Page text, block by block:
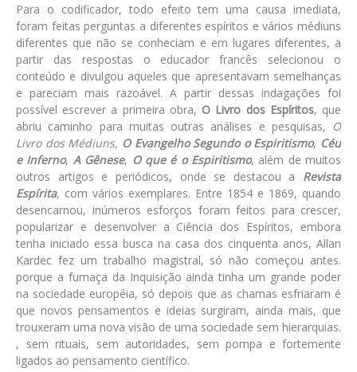
Para o codificador, todo efeito tem uma causa imediata,
foram feitas perguntas a diferentes espíritos e vários médiuns
diferentes que não se conheciam e em lugares diferentes, a
partir das respostas o educador francês selecionou o
conteúdo e divulgou aqueles que apresentavam semelhanças
e pareciam mais razoável. A partir dessas indagações foi
possível escrever a primeira obra, O Livro dos Espíritos, que
abriu caminho para muitas outras análises e pesquisas, O
Livro dos Médiuns, O Evangelho Segundo o Espiritismo, Céu
e Inferno, A Gênese, O que é o Espiritismo, além de muitos
outros artigos e periódicos, onde se destacou a Revista
Espírita, com vários exemplares. Entre 1854 e 1869, quando
desencarnou, inúmeros esforços foram feitos para crescer,
popularizar e desenvolver a Ciência dos Espíritos, embora
tenha iniciado essa busca na casa dos cinquenta anos, Allan
Kardec fez um trabalho magistral, só não começou antes.
porque a fumaça da Inquisição ainda tinha um grande poder
na sociedade européia, só depois que as chamas esfriaram é
que novos pensamentos e ideias surgiram, ainda mais, que
trouxeram uma nova visão de uma sociedade sem hierarquias.
, sem rituais, sem autoridades, sem pompa e fortemente
ligados ao pensamento científico.